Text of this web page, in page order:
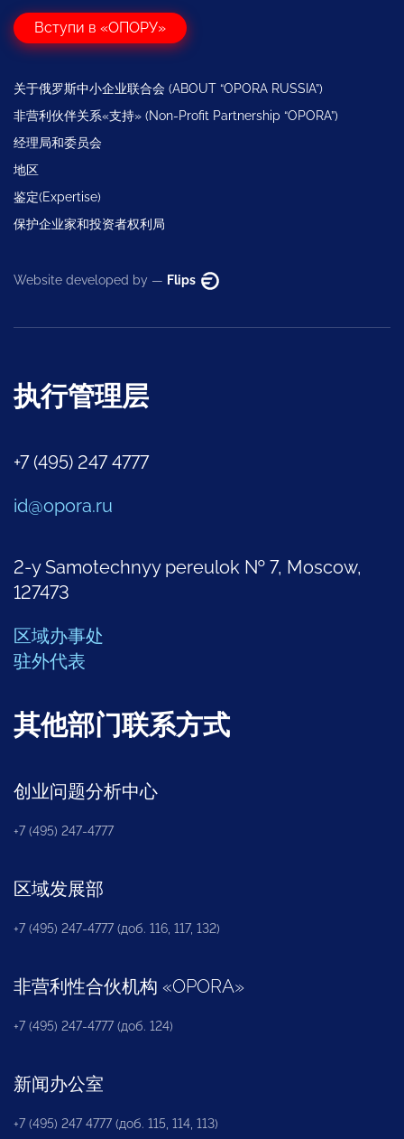
Вступи в «ОПОРУ»
关于俄罗斯中小企业联合会 (ABOUT “OPORA RUSSIA”)
非营利伙伴关系«支持» (Non-Profit Partnership “OPORA”)
经理局和委员会
地区
鉴定(Expertise)
保护企业家和投资者权利局
Website developed by — Flips
执行管理层
+7 (495) 247 4777
id@opora.ru
2-y Samotechnyy pereulok № 7, Moscow,
127473
区域办事处
驻外代表
其他部门联系方式
创业问题分析中心
+7 (495) 247-4777
区域发展部
+7 (495) 247-4777 (доб. 116, 117, 132)
非营利性合伙机构 «OPORA»
+7 (495) 247-4777 (доб. 124)
新闻办公室
+7 (495) 247 4777 (доб. 115, 114, 113)